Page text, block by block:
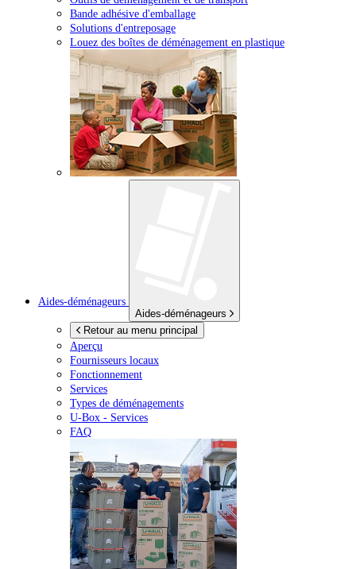
Bande adhésive d'emballage
Solutions d'entreposage
Louez des boîtes de déménagement en plastique
Aides-déménageurs
Aides-déménageurs
Retour au menu principal
Aperçu
Fournisseurs locaux
Fonctionnement
Services
Types de déménagements
U-Box - Services
FAQ